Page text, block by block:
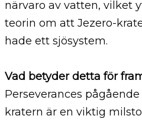
närvaro av vatten, vilket
teorin om att Jezero-
hade ett sjösystem.
Vad betyder detta för
Perseverances
kratern är en viktig